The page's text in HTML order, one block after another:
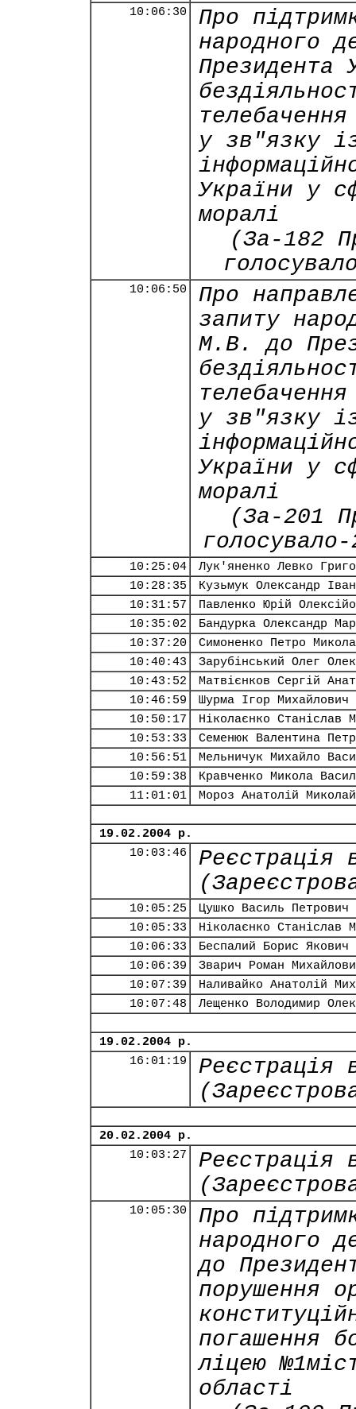
10:06:30
Про
народного
Президента
у зв"язку
України у
моралі
(За-182
10:06:50
Про
запиту
М.В. до
у зв"язку
України у
моралі
(За-201
10:25:04
Лук'яненко Левко
10:28:35
Кузьмук Олександр
10:31:57
Павленко Юрій
10:35:02
Бандурка Олександр
10:37:20
Симоненко Петро
10:40:43
Зарубінський Олег
10:43:52
Матвієнков Сергій
10:46:59
Шурма Ігор Михайлович
10:50:17
Ніколаєнко Станіслав
10:53:33
Семенюк Валентина
10:56:51
Мельничук Михайло
10:59:38
Кравченко Микола
11:01:01
Мороз Анатолій
19.02.2004 р.
10:03:46
Реєстрація
10:05:25
Цушко Василь Петрович
10:05:33
Ніколаєнко Станіслав
10:06:33
Беспалий Борис Якович
10:06:39
Зварич Роман
10:07:39
Наливайко Анатолій
10:07:48
Лещенко Володимир
19.02.2004 р.
16:01:19
Реєстрація
20.02.2004 р.
10:03:27
Реєстрація
10:05:30
Про
народного
до
порушення
погашення
ліцею
області